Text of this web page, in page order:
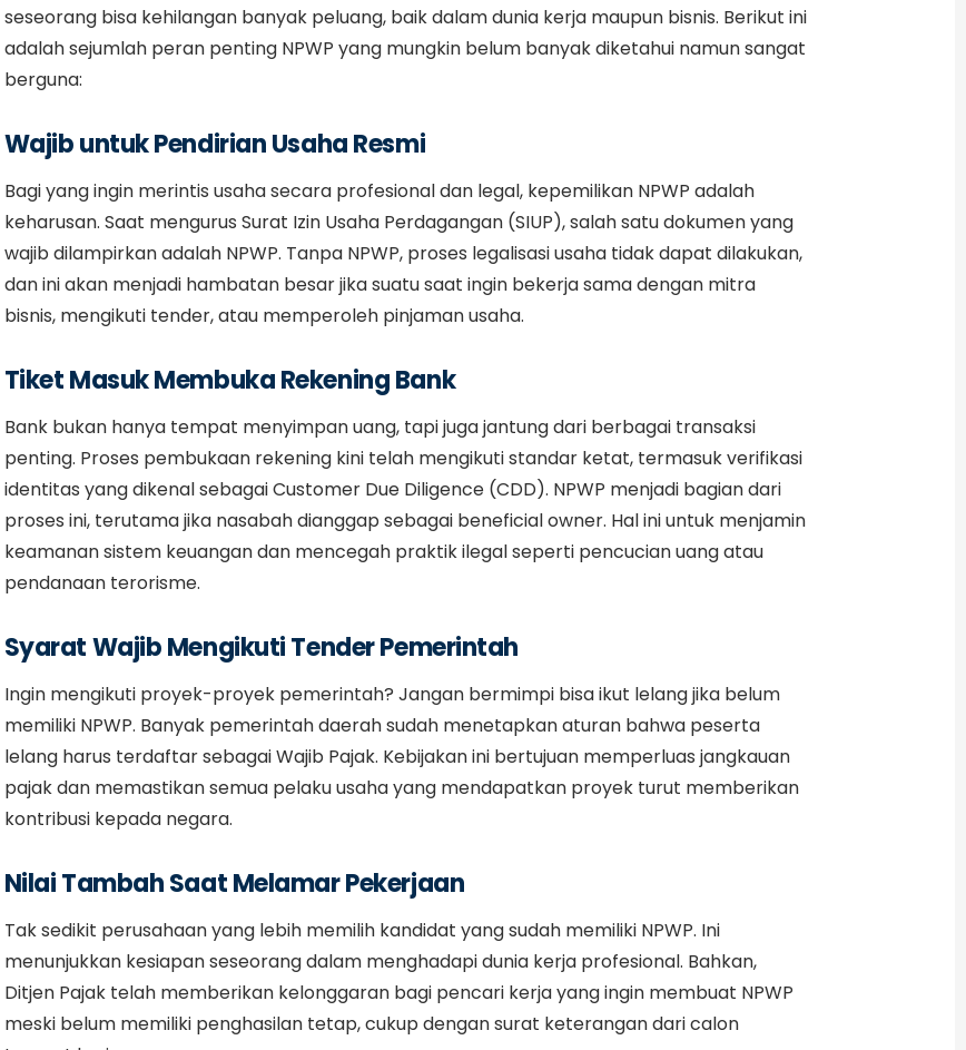
seseorang bisa kehilangan banyak peluang, baik dalam dunia kerja maupun bisnis. Berikut ini
adalah sejumlah peran penting NPWP yang mungkin belum banyak diketahui namun sangat
berguna:
Wajib untuk Pendirian Usaha Resmi
Bagi yang ingin merintis usaha secara profesional dan legal, kepemilikan NPWP adalah
keharusan. Saat mengurus Surat Izin Usaha Perdagangan (SIUP), salah satu dokumen yang
wajib dilampirkan adalah NPWP. Tanpa NPWP, proses legalisasi usaha tidak dapat dilakukan,
dan ini akan menjadi hambatan besar jika suatu saat ingin bekerja sama dengan mitra
bisnis, mengikuti tender, atau memperoleh pinjaman usaha.
Tiket Masuk Membuka Rekening Bank
Bank bukan hanya tempat menyimpan uang, tapi juga jantung dari berbagai transaksi
penting. Proses pembukaan rekening kini telah mengikuti standar ketat, termasuk verifikasi
identitas yang dikenal sebagai Customer Due Diligence (CDD). NPWP menjadi bagian dari
proses ini, terutama jika nasabah dianggap sebagai beneficial owner. Hal ini untuk menjamin
keamanan sistem keuangan dan mencegah praktik ilegal seperti pencucian uang atau
pendanaan terorisme.
Syarat Wajib Mengikuti Tender Pemerintah
Ingin mengikuti proyek-proyek pemerintah? Jangan bermimpi bisa ikut lelang jika belum
memiliki NPWP. Banyak pemerintah daerah sudah menetapkan aturan bahwa peserta
lelang harus terdaftar sebagai Wajib Pajak. Kebijakan ini bertujuan memperluas jangkauan
pajak dan memastikan semua pelaku usaha yang mendapatkan proyek turut memberikan
kontribusi kepada negara.
Nilai Tambah Saat Melamar Pekerjaan
Tak sedikit perusahaan yang lebih memilih kandidat yang sudah memiliki NPWP. Ini
menunjukkan kesiapan seseorang dalam menghadapi dunia kerja profesional. Bahkan,
Ditjen Pajak telah memberikan kelonggaran bagi pencari kerja yang ingin membuat NPWP
meski belum memiliki penghasilan tetap, cukup dengan surat keterangan dari calon